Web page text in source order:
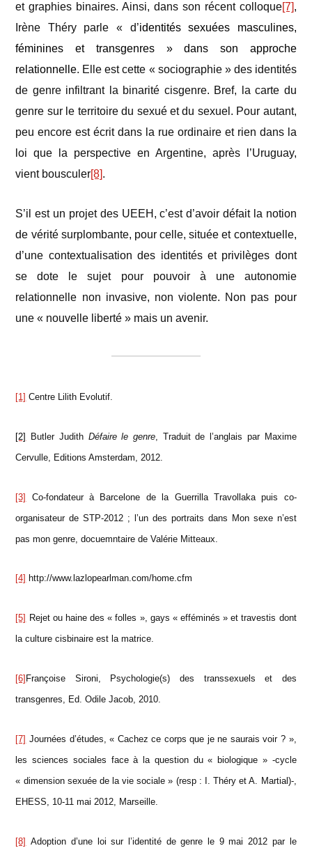
et graphies binaires. Ainsi, dans son récent colloque[7],
Irène Théry parle « d’identités sexuées masculines,
féminines et transgenres » dans son approche
relationnelle. Elle est cette « sociographie » des identités
de genre infiltrant la binarité cisgenre. Bref, la carte du
genre sur le territoire du sexué et du sexuel. Pour autant,
peu encore est écrit dans la rue ordinaire et rien dans la
loi que la perspective en Argentine, après l’Uruguay,
vient bousculer[8].
S’il est un projet des UEEH, c’est d’avoir défait la notion
de vérité surplombante, pour celle, située et contextuelle,
d’une contextualisation des identités et privilèges dont
se dote le sujet pour pouvoir à une autonomie
relationnelle non invasive, non violente. Non pas pour
une « nouvelle liberté » mais un avenir.
[1] Centre Lilith Evolutif.
[2] Butler Judith Défaire le genre , Traduit de l’anglais par Maxime
Cervulle, Editions Amsterdam, 2012.
[3] Co-fondateur à Barcelone de la Guerrilla Travollaka puis co-
organisateur de STP-2012 ; l’un des portraits dans Mon sexe n’est
pas mon genre, docuemntaire de Valérie Mitteaux.
[4] http://www.lazlopearlman.com/home.cfm
[5] Rejet ou haine des « folles », gays « efféminés » et travestis dont
la culture cisbinaire est la matrice.
[6] Françoise Sironi, Psychologie(s) des transsexuels et des
transgenres, Ed. Odile Jacob, 2010.
[7] Journées d’études, « Cachez ce corps que je ne saurais voir ? »,
les sciences sociales face à la question du « biologique » -cycle
« dimension sexuée de la vie sociale » (resp : I. Théry et A. Martial)-,
EHESS, 10-11 mai 2012, Marseille.
[8] Adoption d’une loi sur l’identité de genre le 9 mai 2012 par le